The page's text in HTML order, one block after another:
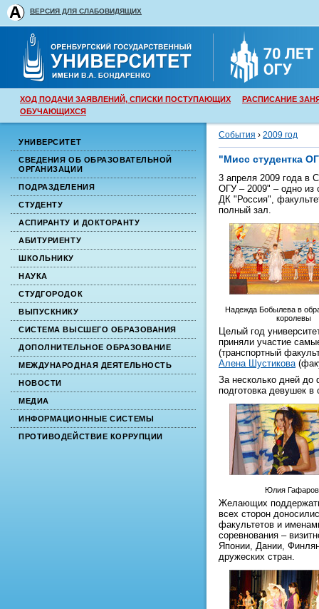
ВЕРСИЯ ДЛЯ СЛАБОВИДЯЩИХ
ХОД ПОДАЧИ ЗАЯВЛЕНИЙ, СПИСКИ ПОСТУПАЮЩИХ
РАСПИСАНИЕ
ОБУЧАЮЩИХСЯ
УНИВЕРСИТЕТ
СВЕДЕНИЯ ОБ ОБРАЗОВАТЕЛЬНОЙ
ОРГАНИЗАЦИИ
ПОДРАЗДЕЛЕНИЯ
СТУДЕНТУ
АСПИРАНТУ И ДОКТОРАНТУ
АБИТУРИЕНТУ
ШКОЛЬНИКУ
НАУКА
СТУДГОРОДОК
ВЫПУСКНИКУ
СИСТЕМА ВЫСШЕГО ОБРАЗОВАНИЯ
ДОПОЛНИТЕЛЬНОЕ ОБРАЗОВАНИЕ
МЕЖДУНАРОДНАЯ ДЕЯТЕЛЬНОСТЬ
НОВОСТИ
МЕДИА
ИНФОРМАЦИОННЫЕ СИСТЕМЫ
ПРОТИВОДЕЙСТВИЕ КОРРУПЦИИ
События › 2009 год
"Мисс студентка
3 апреля 2009 года в
ОГУ – 2009" – одно из
ДК "Россия",
полный зал.
Надежда Бобылева в
королевы
Целый год
приняли участие
(транспортный
Алена Шустикова
За несколько дней до
подготовка девушек
Юлия
Желающих поддержать
всех сторон
факультетов и
соревнования –
Японии, Дании,
дружеских стран.